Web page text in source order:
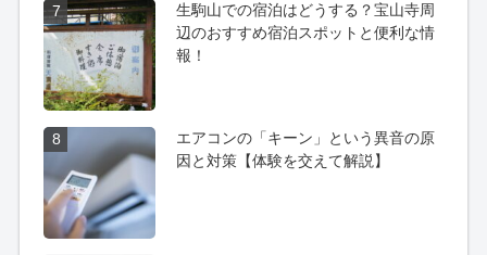
7
生駒山での宿泊はどうする？宝山寺周
辺のおすすめ宿泊スポットと便利な情
報！
8
エアコンの「キーン」という異音の原
因と対策【体験を交えて解説】